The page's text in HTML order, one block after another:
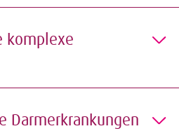
komplexe
Darmerkrankungen